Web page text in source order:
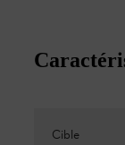
Cible